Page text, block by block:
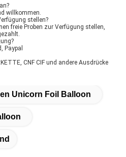
willkommen.
stellen?
freie Proben zur Verfügung stellen,
Paypal
CNF CIF und andere Ausdrücke
Unicorn Foil Balloon